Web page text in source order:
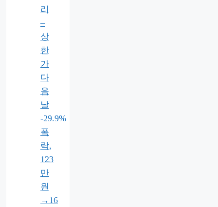
리
–
상
한
가
다
음
날
-29.9%
폭
락,
123
만
원
→16